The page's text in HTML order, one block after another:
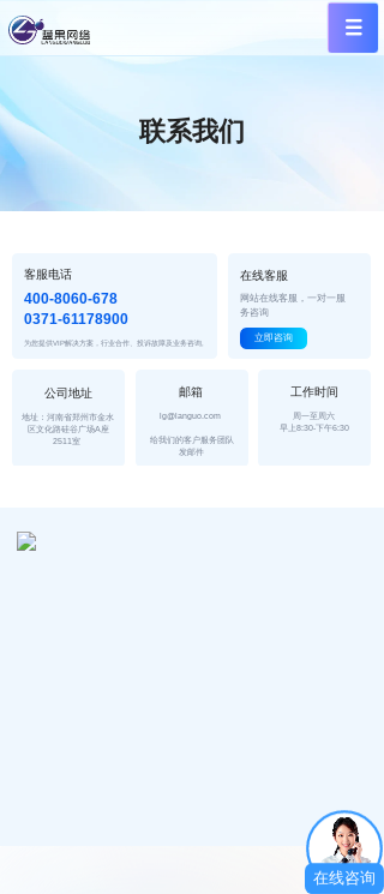
联系我们
客服电话
为您提供VIP解决方案，行业合作、投诉故障及业务咨询,
400-8060-678
0371-61178900
在线客服
网站在线客服，一对一服
务咨询
公司地址
地址：河南省郑州市金水
区文化路硅谷广场A座
2511室
邮箱
lg@languo.com
给我们的客户服务团队
发邮件
工作时间
周一至周六
早上8:30-下午6:30
立即咨询
在线咨询